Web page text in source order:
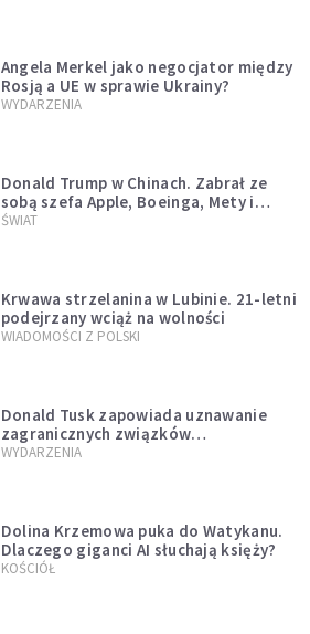
Angela Merkel jako negocjator między
Rosją a UE w sprawie Ukrainy?
WYDARZENIA
Donald Trump w Chinach. Zabrał ze
sobą szefa Apple, Boeinga, Mety i
Muska
ŚWIAT
Krwawa strzelanina w Lubinie. 21-letni
podejrzany wciąż na wolności
WIADOMOŚCI Z POLSKI
Donald Tusk zapowiada uznawanie
zagranicznych związków
jednopłciowych. "Państwo oblało ten
WYDARZENIA
Dolina Krzemowa puka do Watykanu.
Dlaczego giganci AI słuchają księży?
KOŚCIÓŁ